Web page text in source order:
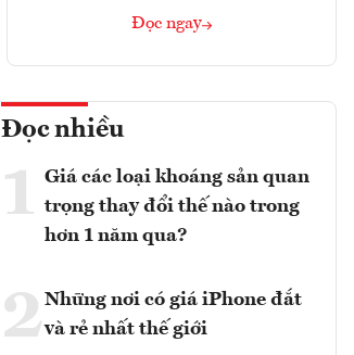
Đọc ngay
Đọc nhiều
1 Giá các loại khoáng sản quan
trọng thay đổi thế nào trong
hơn 1 năm qua?
2Những nơi có giá iPhone đắt
và rẻ nhất thế giới